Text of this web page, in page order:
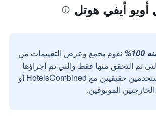
أيفي هوتل
نقوم بجمع وعرض التقييمات من
تم التحقق منها فقط والتي تم إجراؤها
بواسطة مستخدمين حقيقيين مع HotelsCombined أو
الموثوقين.